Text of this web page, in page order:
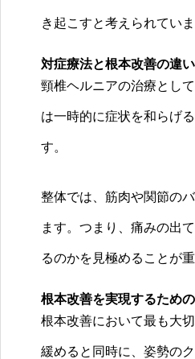
き起こすと考えられていま
対症療法と根本改善の違い
頸椎ヘルニアの治療とし
は一時的に症状を和らげ
す。
整体では、筋肉や関節の
ます。つまり、痛みの出
るのかを見極めることが
根本改善を実現するため
根本改善において最も大
緩めると同時に、姿勢の